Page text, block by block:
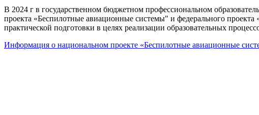
В 2024 г в государственном бюджетном профессиональном
проекта «Беспилотные авиационные системы" и федерального
практической подготовки в целях реализации образовательных
Информация о национальном проекте «Беспилотные авиационные